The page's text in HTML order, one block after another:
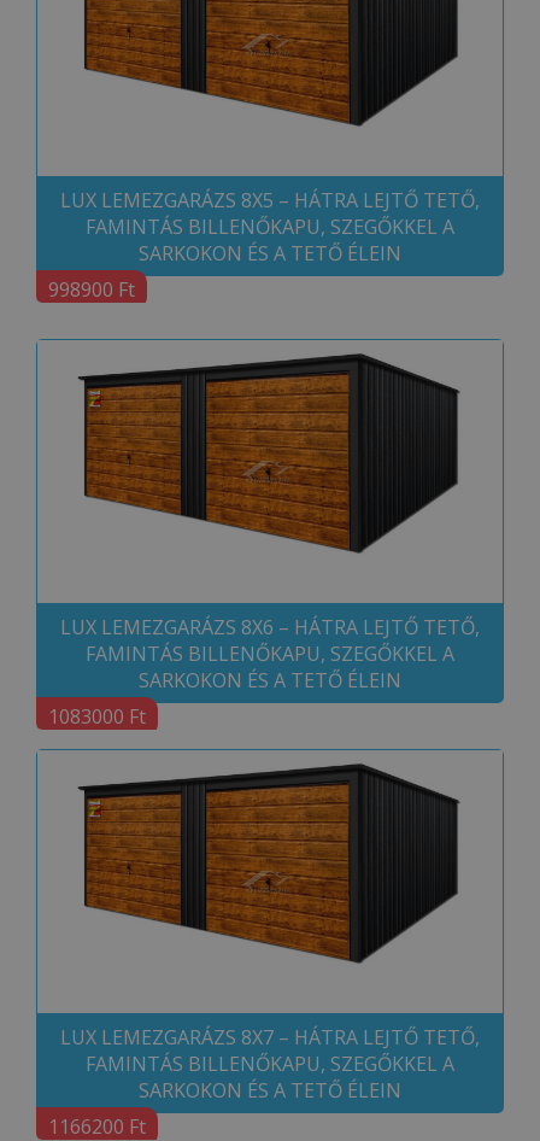
LUX LEMEZGARÁZS 8X5 – HÁTRA LEJTŐ TETŐ,
FAMINTÁS BILLENŐKAPU, SZEGŐKKEL A
SARKOKON ÉS A TETŐ ÉLEIN
998900 Ft
LUX LEMEZGARÁZS 8X6 – HÁTRA LEJTŐ TETŐ,
FAMINTÁS BILLENŐKAPU, SZEGŐKKEL A
SARKOKON ÉS A TETŐ ÉLEIN
1083000 Ft
LUX LEMEZGARÁZS 8X7 – HÁTRA LEJTŐ TETŐ,
FAMINTÁS BILLENŐKAPU, SZEGŐKKEL A
SARKOKON ÉS A TETŐ ÉLEIN
1166200 Ft